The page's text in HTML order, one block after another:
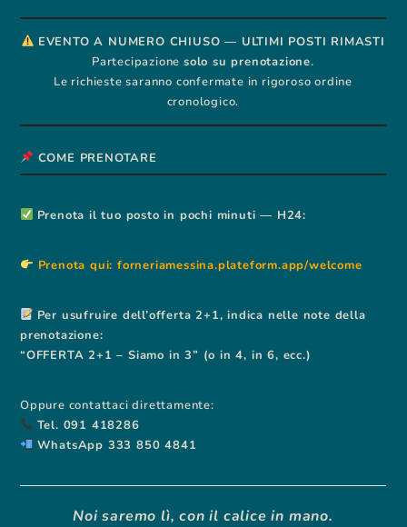
EVENTO A NUMERO CHIUSO — ULTIMI POSTI RIMASTI
Partecipazionesolo su prenotazione.
Le richieste saranno confermate in rigoroso ordine
cronologico.
COME PRENOTARE
Prenota il tuo posto in pochi minuti — H24:
Prenota qui: forneriamessina.plateform.app/welcome
Per usufruire dell’offerta 2+1, indica nelle note della
prenotazione:
“OFFERTA 2+1 – Siamo in 3” (o in 4, in 6, ecc.)
Oppure contattaci direttamente:
Tel. 091 418286
WhatsApp 333 850 4841
Noi saremo lì, con il calice in mano.